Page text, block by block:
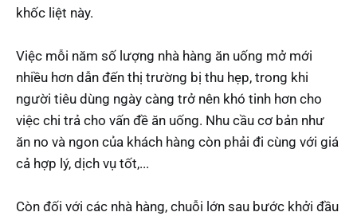
khốc liệt này.
Việc mỗi năm số lượng nhà hàng ăn uống mở mới
nhiều hơn dẫn đến thị trường bị thu hẹp, trong khi
người tiêu dùng ngày càng trở nên khó tinh hơn cho
việc chi trả cho vấn đề ăn uống. Nhu cầu cơ bản như
ăn no và ngon của khách hàng còn phải đi cùng với giá
cả hợp lý, dịch vụ tốt,...
Còn đối với các nhà hàng, chuỗi lớn sau bước khởi đầu